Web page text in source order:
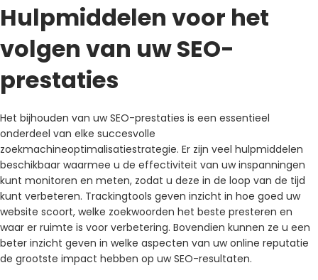
Hulpmiddelen voor het
volgen van uw SEO-
prestaties
Het bijhouden van uw SEO-prestaties is een essentieel
onderdeel van elke succesvolle
zoekmachineoptimalisatiestrategie. Er zijn veel hulpmiddelen
beschikbaar waarmee u de effectiviteit van uw inspanningen
kunt monitoren en meten, zodat u deze in de loop van de tijd
kunt verbeteren. Trackingtools geven inzicht in hoe goed uw
website scoort, welke zoekwoorden het beste presteren en
waar er ruimte is voor verbetering. Bovendien kunnen ze u een
beter inzicht geven in welke aspecten van uw online reputatie
de grootste impact hebben op uw SEO-resultaten.